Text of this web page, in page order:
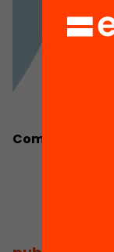
Competències